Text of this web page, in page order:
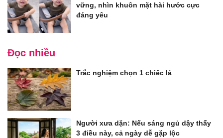
vững, nhìn khuôn mặt hài hước cực
đáng yêu
Đọc nhiều
Trắc nghiệm chọn 1 chiếc lá
Người xưa dặn: Nếu sáng ngủ dậy thấy
3 điều này, cả ngày dễ gặp lộc